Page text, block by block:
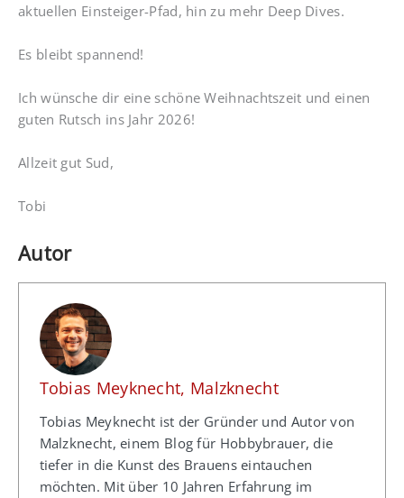
aktuellen Einsteiger-Pfad, hin zu mehr Deep Dives.
Es bleibt spannend!
Ich wünsche dir eine schöne Weihnachtszeit und einen
guten Rutsch ins Jahr 2026!
Allzeit gut Sud,
Tobi
Autor
Tobias Meyknecht, Malzknecht
Tobias Meyknecht ist der Gründer und Autor von
Malzknecht, einem Blog für Hobbybrauer, die
tiefer in die Kunst des Brauens eintauchen
möchten. Mit über 10 Jahren Erfahrung im